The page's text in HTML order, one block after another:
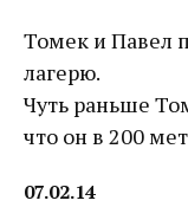
Томек и Павел
лагерю.
Чуть раньше
что он в 200
07.02.14